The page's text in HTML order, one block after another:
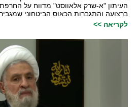
העיתון "א-שרק אלאווסט" מדווח על
ברצועה והתגברות הכאוס הביטחוני
לקריאה >>